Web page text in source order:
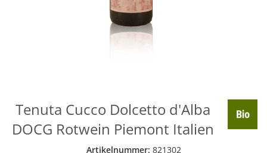
Tenuta Cucco Dolcetto d'Alba
DOCG Rotwein Piemont Italien
Artikelnummer: 821302